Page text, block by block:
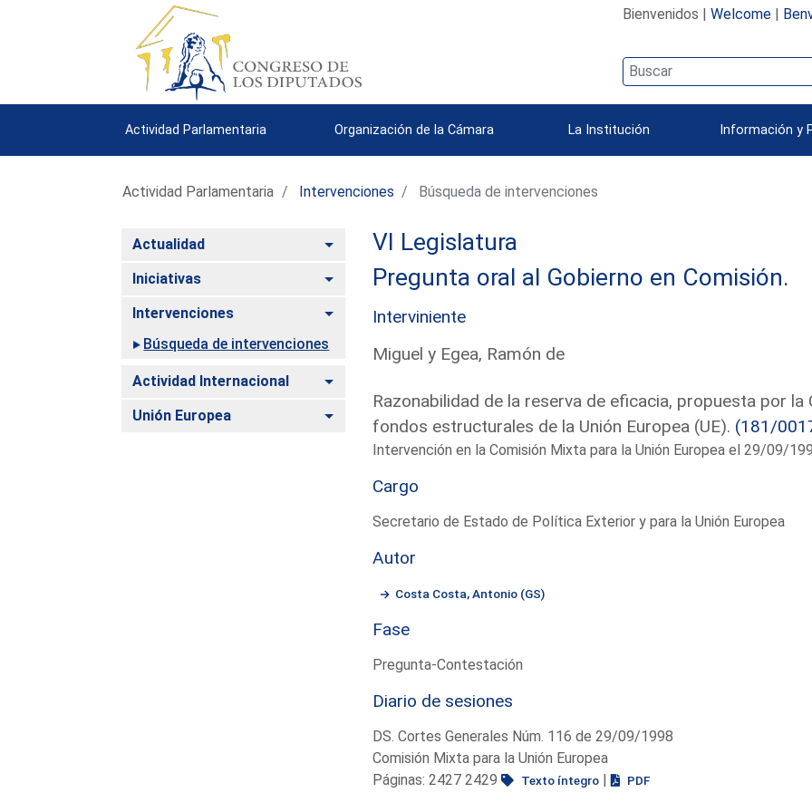
Bienvenidos | Welcome|
Actividad Parlamentaria Organización de la Cámara La Institución Información y
Actividad Parlamentaria Intervenciones Búsqueda de intervenciones
Actualidad Alternar
Iniciativas Alternar
Intervenciones
Alternar
Búsqueda de intervenciones
Actividad Internacional Alternar
Unión Europea Alternar
VI Legislatura
Pregunta oral al Gobierno en Comisión.
Interviniente
Miguel y Egea, Ramón de
Razonabilidad de la reserva de eficacia, propuesta por la
fondos estructurales de la Unión Europea (UE). (181/
Intervención en la Comisión Mixta para la Unión Europea el 29/09/
Cargo
Secretario de Estado de Política Exterior y para la Unión Europea
Autor
Costa Costa, Antonio (GS)
Fase
Pregunta-Contestación
Diario de sesiones
DS. Cortes Generales Núm. 116 de 29/09/1998
Comisión Mixta para la Unión Europea
Páginas: 2427 2429
Texto íntegro| PDF